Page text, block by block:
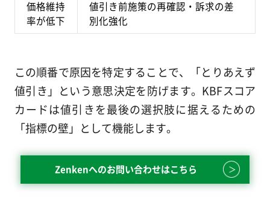
価格維持
率が低下
値引き前施策の再確認・訴求の差
別化強化
この順番で原因を特定することで、「とりあえず
値引き」という意思決定を防げます。KBFスコア
カードは値引きを最後の選択肢に据えるための
「指標の壁」として機能します。
Zenkenへのお問い合わせはこちら